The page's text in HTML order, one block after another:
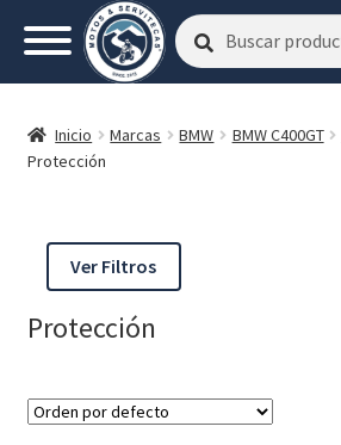
Buscar
por:
Buscar
Inicio Marcas BMW BMW C400GT
Protección
Ver Filtros
Protección